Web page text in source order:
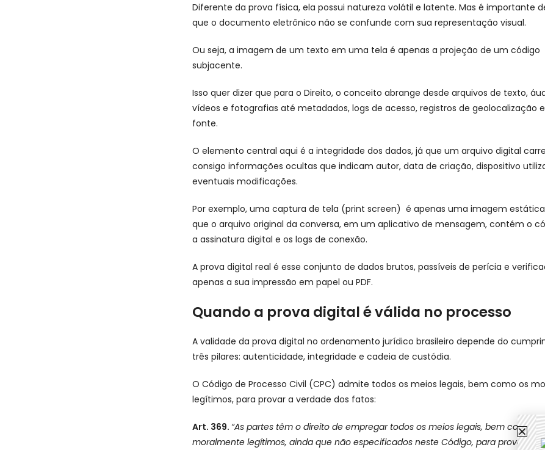
Diferente da prova física, ela possui natureza volátil e latente. Mas é importante
que o documento eletrônico não se confunde com sua representação visual.
Ou seja, a imagem de um texto em uma tela é apenas a projeção de um código
subjacente.
Isso quer dizer que para o Direito, o conceito abrange desde arquivos de texto,
vídeos e fotografias até metadados, logs de acesso, registros de geolocalização
fonte.
O elemento central aqui é a integridade dos dados, já que um arquivo digital
consigo informações ocultas que indicam autor, data de criação, dispositivo
eventuais modificações.
Por exemplo, uma captura de tela (print screen) é apenas uma imagem
que o arquivo original da conversa, em um aplicativo de mensagem, contém o
a assinatura digital e os logs de conexão.
A prova digital real é esse conjunto de dados brutos, passíveis de perícia e
apenas a sua impressão em papel ou PDF.
Quando a prova digital é válida no processo
A validade da prova digital no ordenamento jurídico brasileiro depende do
três pilares: autenticidade, integridade e cadeia de custódia.
O Código de Processo Civil (CPC) admite todos os meios legais, bem como os
legítimos, para provar a verdade dos fatos:
Art. 369. “As partes têm o direito de empregar todos os meios legais, bem como os
moralmente legítimos, ainda que não especificados neste Código, para provar a